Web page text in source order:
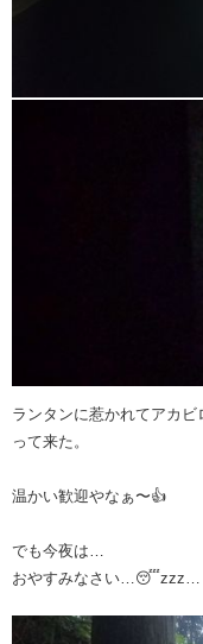
ランタンに惹かれてアカ
って来た。
温かい歓迎やなぁ〜👍
でも今夜は…
おやすみなさい…😴zzz…